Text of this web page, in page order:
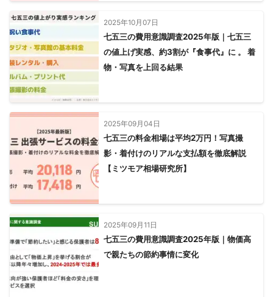
2025年10月07日
七五三の費用意識調査2025年版｜七五三
の値上げ実感、約3割が『食事代』に 。 着
物・写真を上回る結果
2025年09月04日
七五三の料金相場は平均2万円！写真撮
影・着付けのリアルな支払額を徹底解説
【ミツモア相場研究所】
2025年09月11日
七五三の費用意識調査2025年版｜物価高
で親たちの節約事情に変化